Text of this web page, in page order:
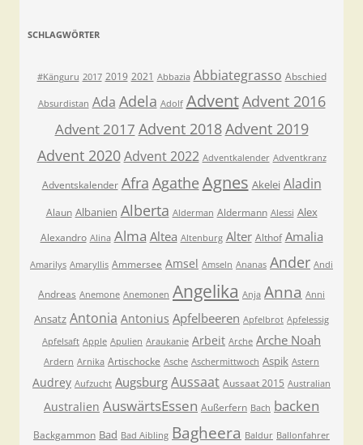
SCHLAGWÖRTER
#Känguru 2017 2019 2021 Abbazia Abbiategrasso Abschied
Absurdistan Ada Adela Adolf AdventAdvent 2016
Advent 2017 Advent 2018Advent 2019
Advent 2020 Advent 2022 Adventkalender Adventkranz
Adventskalender Afra Agathe Agnes Akelei Aladin
Alaun Albanien Alberta Alderman Aldermann Alessi Alex
Alexandro Alina Alma Altea Altenburg Alter Althof Amalia
Amarilys Amaryllis Ammersee Amsel Amseln Ananas Ander Andi
Andreas Anemone Anemonen Angelika Anja Anna Anni
Ansatz Antonia Antonius Apfelbeeren Apfelbrot Apfelessig
Apfelsaft Apple Apulien Araukanie Arbeit Arche Arche Noah
Ardern Arnika Artischocke Asche Aschermittwoch Aspik Astern
Audrey Aufzucht Augsburg Aussaat Aussaat 2015 Australian
Australien AuswärtsEssen Außerfern Bach backen
Backgammon Bad Bad Aibling Bagheera Baldur Ballonfahrer